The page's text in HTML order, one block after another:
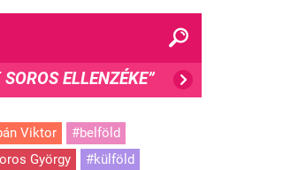
ELLENZÉKE”
Viktor
#belföld
György
#külföld